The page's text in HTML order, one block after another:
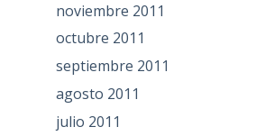
noviembre 2011
octubre 2011
septiembre 2011
agosto 2011
julio 2011